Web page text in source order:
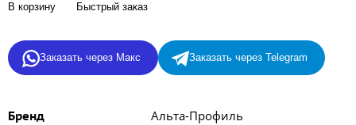
В корзину Быстрый заказ
Заказать через Макс Заказать через Telegram
Бренд Альта-Профиль